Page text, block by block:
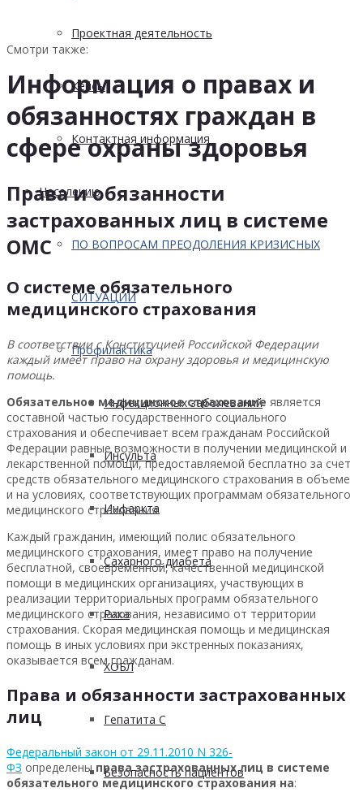
Проектная деятельность
Кейсы
Контактная информация
Населению
ПО ВОПРОСАМ ПРЕОДОЛЕНИЯ КРИЗИСНЫХ
СИТУАЦИЙ
Профилактика
Инфекционных заболеваний
Инсульта
Инфаркта
Сахарного диабета
Рака
ХОБЛ
Гепатита С
Безопасность пациентов
Смотри также:
Информация о правах и
обязанностях граждан в
сфере охраны здоровья
Права и обязанности
застрахованных лиц в системе
ОМС
О системе обязательного
медицинского страхования
В соответствии с Конституцией Российской Федерации
каждый имеет право на охрану здоровья и медицинскую
помощь.
Обязательное медицинское страхование является
составной частью государственного социального
страхования и обеспечивает всем гражданам Российской
Федерации равные возможности в получении медицинской и
лекарственной помощи, предоставляемой бесплатно за счет
средств обязательного медицинского страхования в объеме
и на условиях, соответствующих программам обязательного
медицинского страхования.
Каждый гражданин, имеющий полис обязательного
медицинского страхования, имеет право на получение
бесплатной, своевременной, качественной медицинской
помощи в медицинских организациях, участвующих в
реализации территориальных программ обязательного
медицинского страхования, независимо от территории
страхования. Скорая медицинская помощь и медицинская
помощь в иных условиях при экстренных показаниях,
оказывается всем гражданам.
Права и обязанности застрахованных
лиц
Федеральный закон от 29.11.2010 N 326-
ФЗ определеныправа застрахованных лиц в системе
обязательного медицинского страхования на: